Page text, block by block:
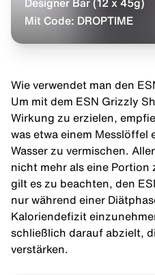
Designer Bar (12 x 45g)
Mit Code: DROPTIME
Wie verwendet man den
Um mit dem ESN Grizzly
Wirkung zu erzielen,
was etwa einem
Wasser zu vermischen.
nicht mehr als eine Portion
gilt es zu beachten, den
nur während einer
Kaloriendefizit
schließlich darauf abzielt,
verstärken.